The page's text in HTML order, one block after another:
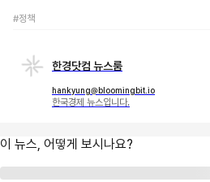
#정책
한경닷컴 뉴스룸
hankyung@bloomingbit.io
한국경제 뉴스입니다.
이 뉴스, 어떻게 보시나요?